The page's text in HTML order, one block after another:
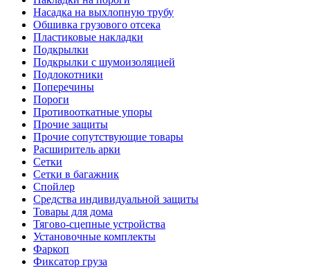
Насадка на выхлопную трубу
Обшивка грузового отсека
Пластиковые накладки
Подкрылки
Подкрылки с шумоизоляцией
Подлокотники
Поперечины
Пороги
Противооткатные упоры
Прочие защиты
Прочие сопутствующие товары
Расширитель арки
Сетки
Сетки в багажник
Спойлер
Средства индивидуальной защиты
Товары для дома
Тягово-сцепные устройства
Установочные комплекты
Фаркоп
Фиксатор груза